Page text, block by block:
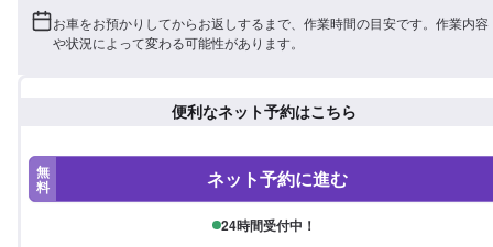
お車をお預かりしてからお返しするまで、作業時間の目安です。作業内容
や状況によって変わる可能性があります。
便利なネット予約はこちら
無
料 ネット予約に進む
24時間受付中！